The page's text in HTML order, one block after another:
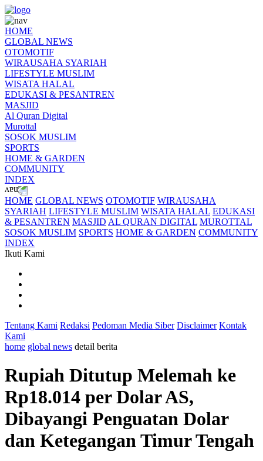
HOME
GLOBAL NEWS
OTOMOTIF
WIRAUSAHA SYARIAH
LIFESTYLE MUSLIM
WISATA HALAL
EDUKASI & PESANTREN
MASJID
Al Quran Digital
Murottal
SOSOK MUSLIM
SPORTS
HOME & GARDEN
COMMUNITY
INDEX
HOME GLOBAL NEWS OTOMOTIF WIRAUSAHA
SYARIAH LIFESTYLE MUSLIM WISATA HALAL EDUKASI
& PESANTREN MASJID AL QURAN DIGITAL MUROTTAL
SOSOK MUSLIM SPORTS HOME & GARDEN COMMUNITY
INDEX
Ikuti Kami
Tentang Kami Redaksi Pedoman Media Siber Disclaimer Kontak
Kami
home global news detail berita
Rupiah Ditutup Melemah ke
Rp18.014 per Dolar AS,
Dibayangi Penguatan Dolar
dan Ketegangan Timur Tengah